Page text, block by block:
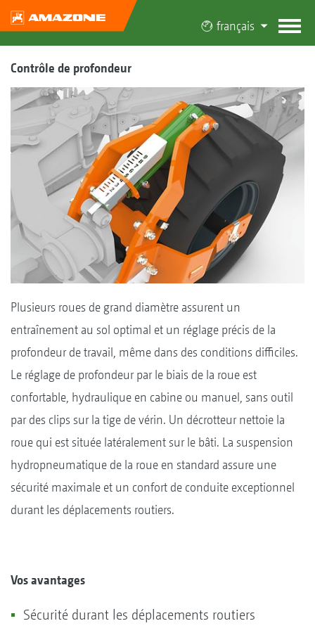
français
Contrôle de profondeur
Plusieurs roues de grand diamètre assurent un
entraînement au sol optimal et un réglage précis de la
profondeur de travail, même dans des conditions difficiles.
Le réglage de profondeur par le biais de la roue est
confortable, hydraulique en cabine ou manuel, sans outil
par des clips sur la tige de vérin. Un décrotteur nettoie la
roue qui est située latéralement sur le bâti. La suspension
hydropneumatique de la roue en standard assure une
sécurité maximale et un confort de conduite exceptionnel
durant les déplacements routiers.
Vos avantages
Sécurité durant les déplacements routiers